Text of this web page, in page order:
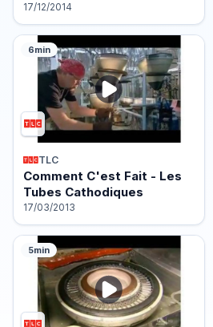
17/12/2014
6min
TLC
Comment C'est Fait - Les
Tubes Cathodiques
17/03/2013
5min